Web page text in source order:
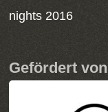
nights 2016
Gefördert von